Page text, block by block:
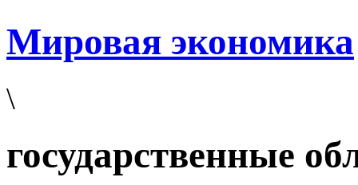
Мировая экономика
\
государственные